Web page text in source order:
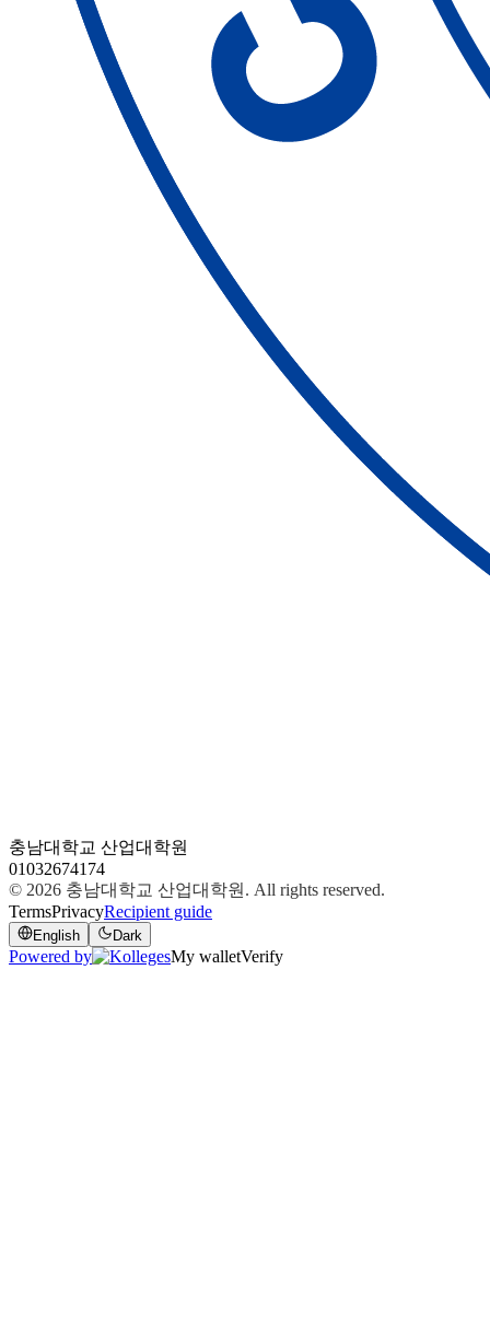
충남대학교 산업대학원
01032674174
© 2026 충남대학교 산업대학원 . All rights reserved.
TermsPrivacyRecipient guide
English Dark
Powered by My walletVerify